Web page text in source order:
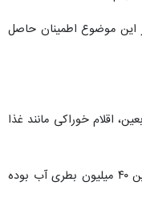
این موضوع اطمینان حاصل
اقلام خوراکی مانند غذا
وی با بیان اینکه بر اساس توافقات انجام شده تا پایان ماه صفر و تا آخرین زائر بنیاد به کار خود ادامه خواهد داد، گفت: بنیاد تعهدی در ستاد اربعین مبنی بر تامین ۴۰ میلیون بطری آب بوده